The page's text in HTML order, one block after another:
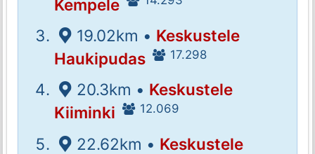
Kempele
19.02km • Keskustele
Haukipudas
17.298
20.3km • Keskustele
Kiiminki
12.069
22.62km • Keskustele